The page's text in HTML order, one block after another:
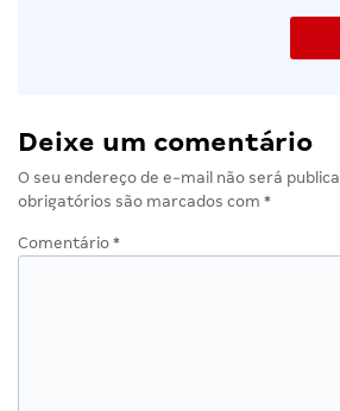
Deixe um comentário
O seu endereço de e-mail não será
obrigatórios são marcados com *
Comentário *